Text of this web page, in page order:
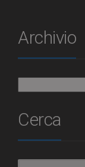
Archivio
Cerca